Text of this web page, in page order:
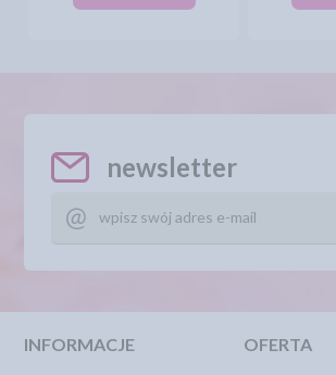
newsletter
INFORMACJE OFERTA